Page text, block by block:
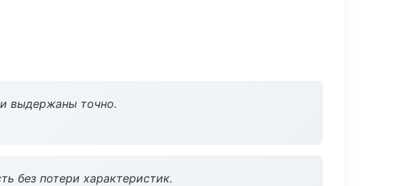
выдержаны точно.
без потери характеристик.